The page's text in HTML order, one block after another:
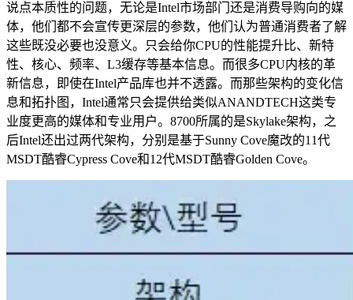
说点本质性的问题，无论是Intel市场部门还是消费导购向的媒
体，他们都不会宣传更深层的参数，他们认为普通消费者了解
这些既没必要也没意义。只会给你CPU的性能提升比、新特
性、核心、频率、L3缓存等基本信息。而很多CPU内核的革
新信息，即使在Intel产品库也并不透露。而那些架构的变化信
息和拓扑图，Intel通常只会提供给类似ANANDTECH这类专
业度更高的媒体和专业用户。8700所属的是Skylake架构，之
后Intel还出过两代架构，分别是基于Sunny Cove魔改的11代
MSDT酷睿Cypress Cove和12代MSDT酷睿Golden Cove。